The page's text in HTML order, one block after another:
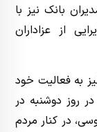
بانک نیز با
از عزاداران
به فعالیت خود
روز دوشنبه در
در کنار مردم